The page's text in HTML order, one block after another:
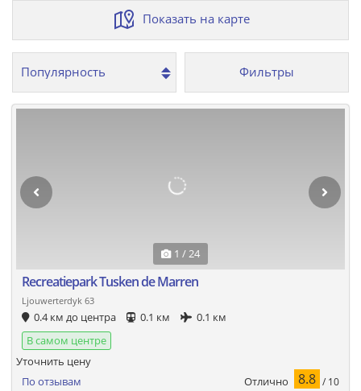
Показать на карте
Фильтры
1 / 24
Recreatiepark Tusken de Marren
Ljouwerterdyk 63
0.4 км до центра 0.1 км
0.1 км
В самом центре
По отзывам Отлично 8.8 / 10
Уточнить цену